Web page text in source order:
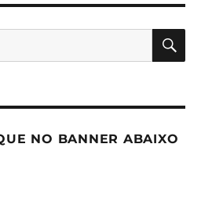
NO BANNER ABAIXO